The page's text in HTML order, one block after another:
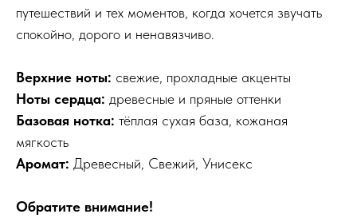
путешествий и тех моментов, когда хочется звучать
спокойно, дорого и ненавязчиво.
Верхние ноты: свежие, прохладные акценты
Ноты сердца: древесные и пряные оттенки
Базовая нотка: тёплая сухая база, кожаная
мягкость
Аромат: Древесный, Свежий, Унисекс
Обратите внимание!